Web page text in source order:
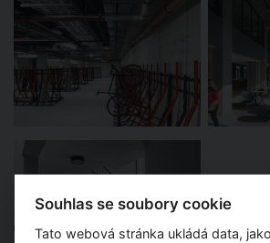
Souhlas se soubory cookie
Tato webová stránka ukládá data,